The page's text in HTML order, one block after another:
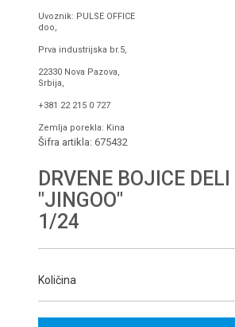
Uvoznik: PULSE OFFICE
doo,
Prva industrijska br.5,
22330 Nova Pazova,
Srbija,
+381 22 215 0 727
Zemlja porekla: Kina
Šifra artikla: 675432
DRVENE BOJICE DELI
"JINGOO"
1/24
Količina